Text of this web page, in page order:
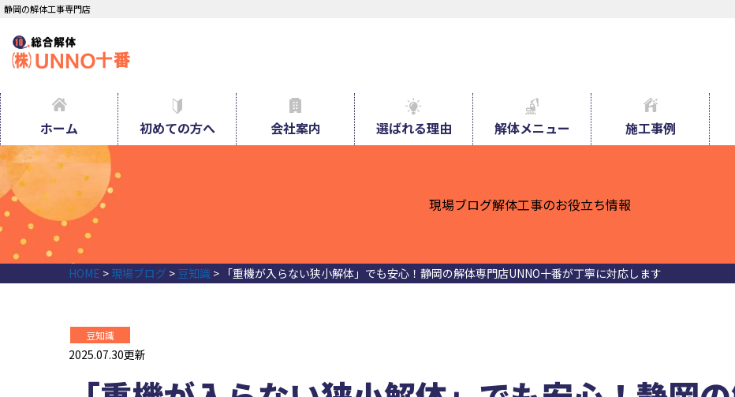
静岡の解体工事専門店
ホーム 初めての方へ 会社案内 選ばれる理由 解体メニュー 施工事例
現場ブログ解体工事のお役立ち情報
HOME > 現場ブログ > 豆知識 > 「重機が入らない狭小解体」でも安心！静岡の解体専門店UNNO十番が丁寧に対応します
豆知識
2025.07.30更新